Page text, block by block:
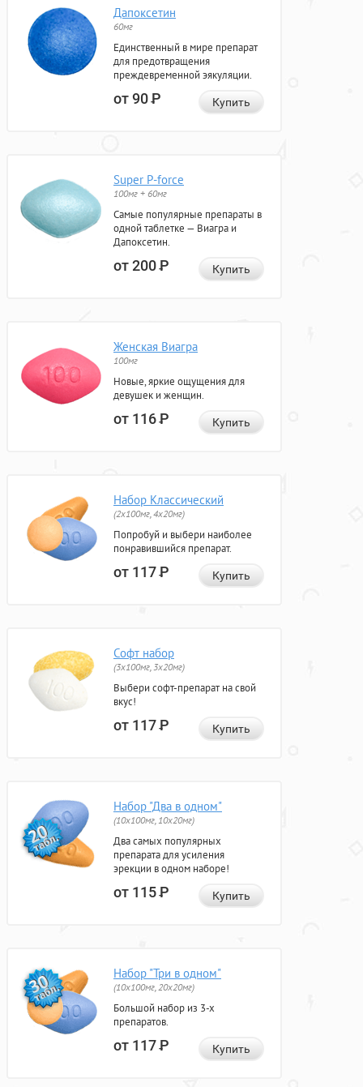
Дапоксетин
60мг
Единственный в мире препарат
для предотвращения
преждевременной эякуляции.
от 90Р Купить
Super P-force
100мг + 60мг
Самые популярные препараты в
одной таблетке — Виагра и
Дапоксетин.
от 200Р Купить
Женская Виагра
100мг
Новые, яркие ощущения для
девушек и женщин.
от 116Р Купить
Набор Классический
(2x100мг, 4x20мг)
Попробуй и выбери наиболее
понравившийся препарат.
от 117Р Купить
Софт набор
(3x100мг, 3x20мг)
Выбери софт-препарат на свой
вкус!
от 117Р Купить
Набор "Два в одном"
(10x100мг, 10x20мг)
Два самых популярных
препарата для усиления
эрекции в одном наборе!
от 115Р Купить
Набор "Три в одном"
(10x100мг, 20x20мг)
Большой набор из 3-х
препаратов.
от 117Р Купить